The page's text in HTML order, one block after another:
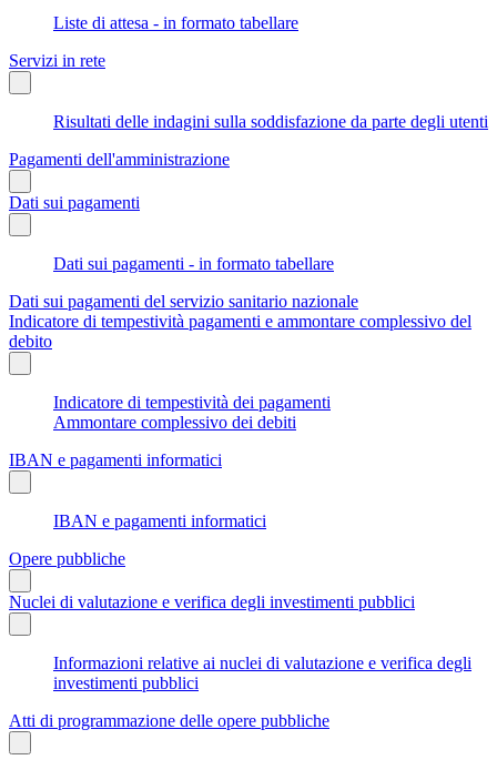
Liste di attesa - in formato tabellare
Servizi in rete
Risultati delle indagini sulla soddisfazione da parte degli utenti
Pagamenti dell'amministrazione
Dati sui pagamenti
Dati sui pagamenti - in formato tabellare
Dati sui pagamenti del servizio sanitario nazionale
Indicatore di tempestività pagamenti e ammontare complessivo del
debito
Indicatore di tempestività dei pagamenti
Ammontare complessivo dei debiti
IBAN e pagamenti informatici
IBAN e pagamenti informatici
Opere pubbliche
Nuclei di valutazione e verifica degli investimenti pubblici
Informazioni relative ai nuclei di valutazione e verifica degli
investimenti pubblici
Atti di programmazione delle opere pubbliche